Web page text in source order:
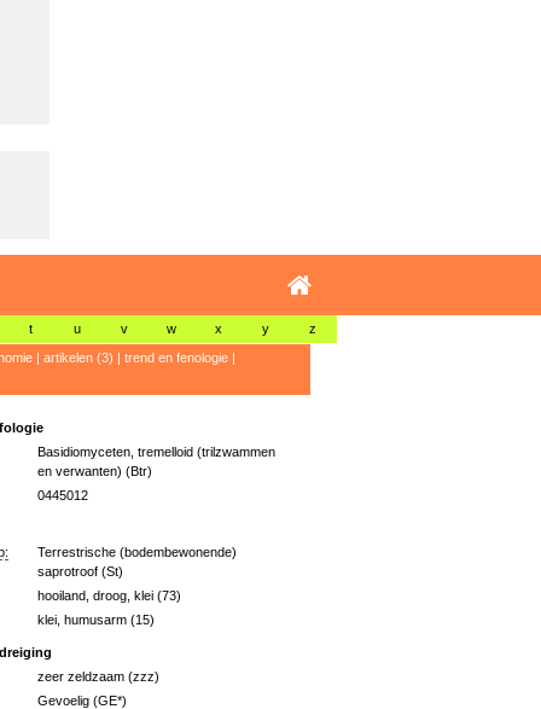
t u v w x y z
| artikelen (3) | trend en fenologie|
Basidiomyceten, tremelloid (trilzwammen
en verwanten) (Btr)
0445012
Terrestrische (bodembewonende)
saprotroof (St)
hooiland, droog, klei (73)
klei, humusarm (15)
zeer zeldzaam (zzz)
Gevoelig (GE*)